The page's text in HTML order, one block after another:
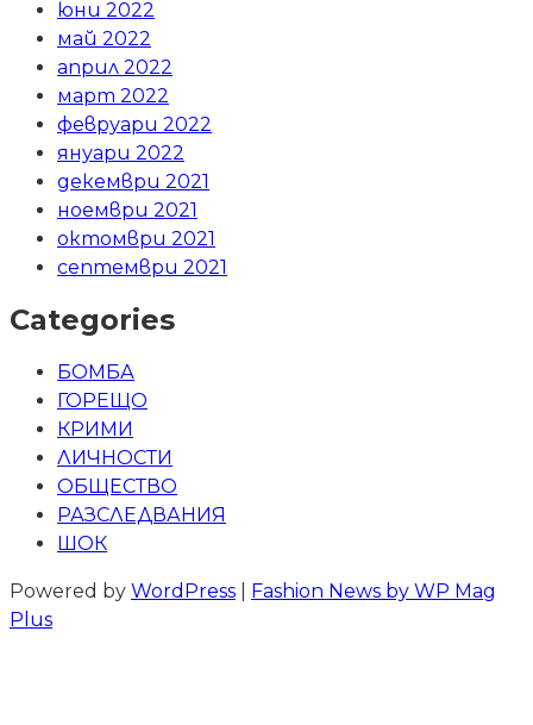
юни 2022
май 2022
април 2022
март 2022
февруари 2022
януари 2022
декември 2021
ноември 2021
октомври 2021
септември 2021
Categories
БОМБА
ГОРЕЩО
КРИМИ
ЛИЧНОСТИ
ОБЩЕСТВО
РАЗСЛЕДВАНИЯ
ШОК
Powered by WordPress
Fashion News by WP Mag
Plus